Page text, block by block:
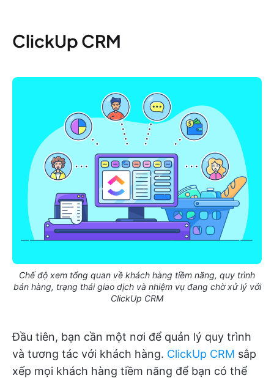
ClickUp CRM
Chế độ xem tổng quan về khách hàng tiềm năng, quy trình
bán hàng, trạng thái giao dịch và nhiệm vụ đang chờ xử lý với
ClickUp CRM
Đầu tiên, bạn cần một nơi để quản lý quy trình
và tương tác với khách hàng. ClickUp CRM sắp
xếp mọi khách hàng tiềm năng để bạn có thể